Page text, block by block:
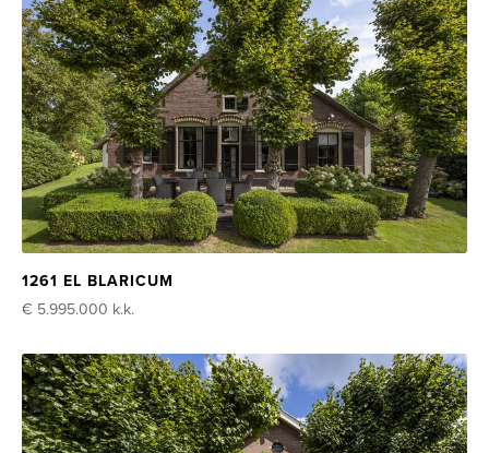
1261 EL BLARICUM
€ 5.995.000 k.k.